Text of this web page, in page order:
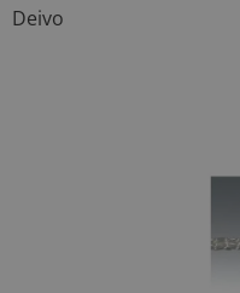
hodnotenie
Deivo